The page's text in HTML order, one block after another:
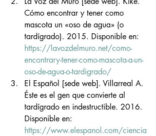
Cómo encontrar y tener como
mascota un «oso de agua» (o
tardígrado). 2015. Disponible en:
https://lavozdelmuro.net/como-
encontrary-tener-como-mascota-a-un-
oso-de-agua-o-tardigrado/
El Español [sede web]. Villarreal A.
Éste es el gen que convierte al
tardígrado en indestructible. 2016.
Disponible en:
https://www.elespanol.com/ciencia